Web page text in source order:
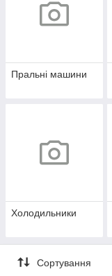
Пральні машини
Холодильники
Сортування